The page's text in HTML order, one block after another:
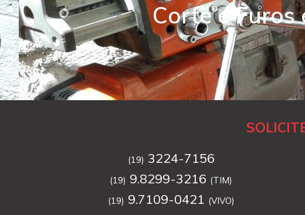
Corte e Furos
(19) 3224-7156
(19) 9.8299-3216 (TIM)
(19) 9.7109-0421 (VIVO)